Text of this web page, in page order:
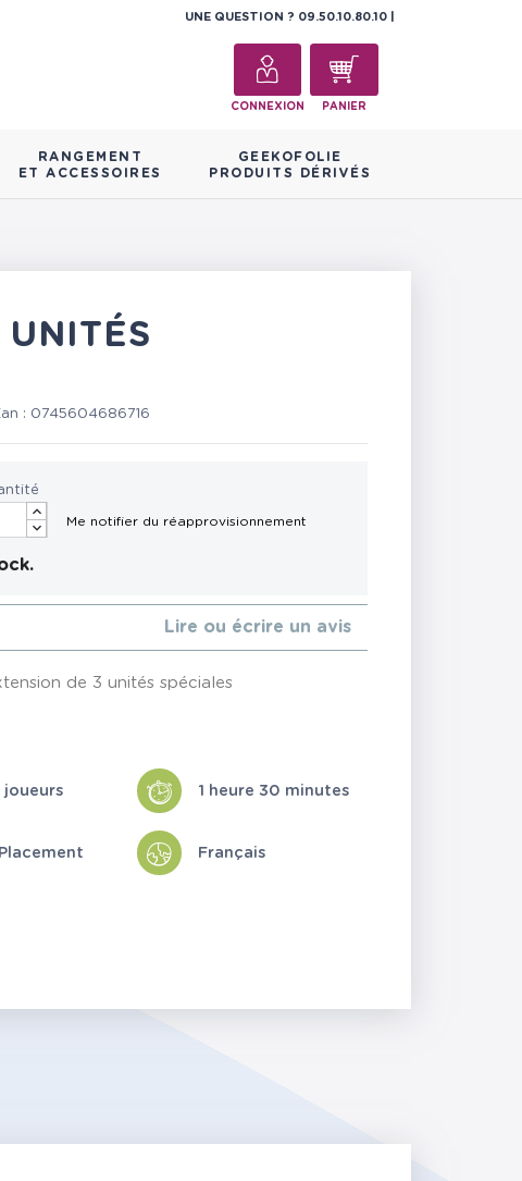
UNE QUESTION ? 09.50.10.80.10
CONNEXION PANIER
RANGEMENT
ET ACCESSOIRES
GEEKOFOLIE
PRODUITS DÉRIVÉS
: 0745604686716
Lire ou écrire un avis
de 3 unités spéciales
joueurs 1 heure 30 minutes
Français